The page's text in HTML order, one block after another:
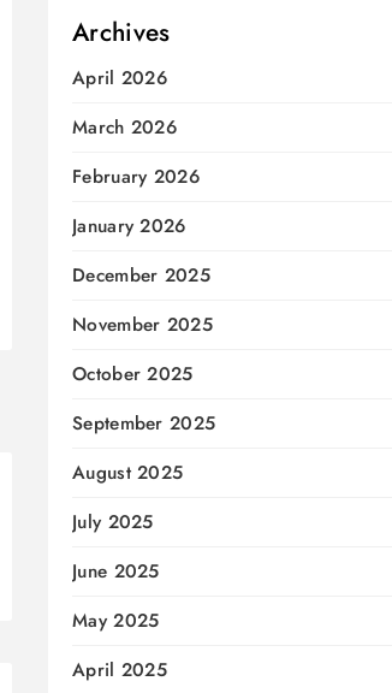
Archives
April 2026
March 2026
February 2026
January 2026
December 2025
November 2025
October 2025
September 2025
August 2025
July 2025
June 2025
May 2025
April 2025